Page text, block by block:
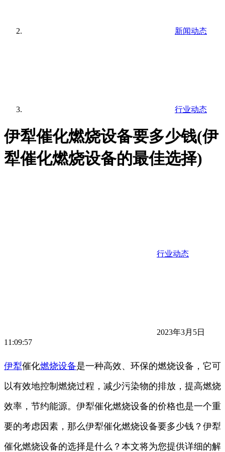
新闻动态
行业动态
伊犁催化燃烧设备要多少钱(伊
犁催化燃烧设备的最佳选择)
行业动态
2023年3月5日
11:09:57
伊犁催化燃烧设备是一种高效、环保的燃烧设备，它可
以有效地控制燃烧过程，减少污染物的排放，提高燃烧
效率，节约能源。伊犁催化燃烧设备的价格也是一个重
要的考虑因素，那么伊犁催化燃烧设备要多少钱？伊犁
催化燃烧设备的选择是什么？本文将为您提供详细的解